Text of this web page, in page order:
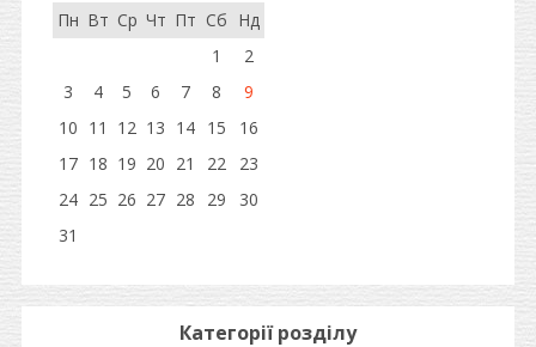
Пн Вт Ср Чт Пт Сб Нд
1
2
3
4 5 6 7 8
9
10 11 12 13 14 15
16
17 18 19 20 21 22
23
24 25 26 27 28 29
30
31
Категорії розділу